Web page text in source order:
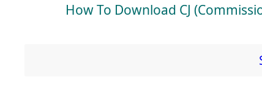
How To Download CJ